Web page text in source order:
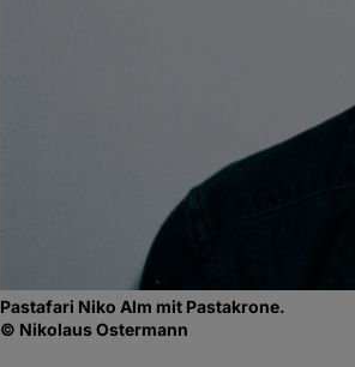
Pastafari Niko Alm mit Pastakrone.
© Nikolaus Ostermann